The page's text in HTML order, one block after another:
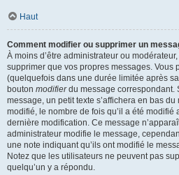
Haut
Comment modifier ou supprimer un
À moins d’être administrateur ou
supprimer que vos propres messages. Vous
(quelquefois dans une durée limitée après
bouton modifierdu message correspondant.
message, un petit texte s’affichera en bas
modifié, le nombre de fois qu’il a été modifié
dernière modification. Ce message
administrateur modifie le message,
une note indiquant qu’ils ont modifié le
Notez que les utilisateurs ne peuvent pas
quelqu’un y a répondu.